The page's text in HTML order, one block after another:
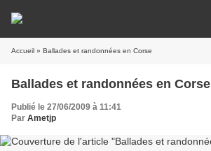
Accueil » Ballades et randonnées en Corse
Ballades et randonnées en Corse
Publié le 27/06/2009 à 11:41
Par Ametjp